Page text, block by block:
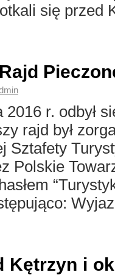
się
r. odbył
rajd był
Sztafety
Polskie
Kętrzyn i